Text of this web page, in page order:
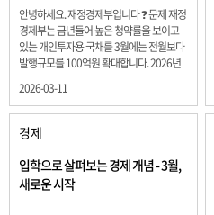
안녕하세요. 재정경제부입니다 ❓ 문제 재정
경제부는 금년들어 높은 청약률을 보이고
있는 개인투자용 국채를 3월에는 전월보다
발행규모를 100억원 확대합니다. 2026년
5년물 600억원, 10년물 900억원, 20년물
300억원입니다. 그렇다면 3월 개인투자용
국채의 총 발행 예정 금액은 얼마일까요??
보기 ① 1,600억원 ② 1,700억원 ③ 1,800
억원 ④ 2,000억원 정답 : 1,800억원 참여해
주신 모든 분들 감사합니다! 당첨자분들에
게는 지난 이벤트 블로그 게시글에 비밀댓
2026-03-11
경제
입학으로 살펴보는 경제 개념 - 3월,
새로운 시작